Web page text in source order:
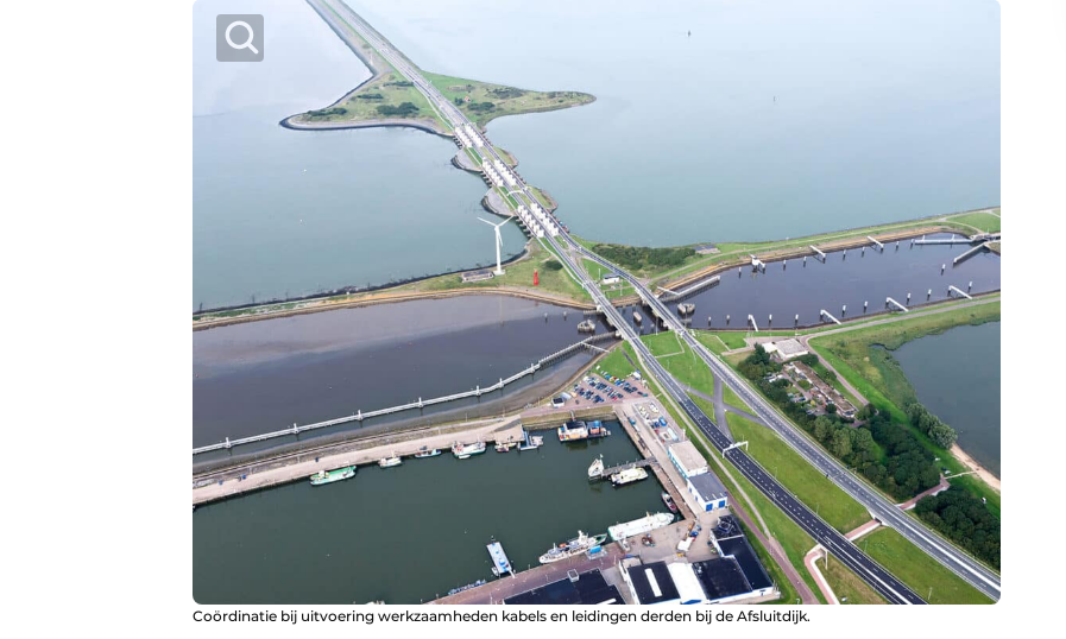
Coördinatie bij uitvoering werkzaamheden kabels en leidingen derden bij de Afsluitdijk.